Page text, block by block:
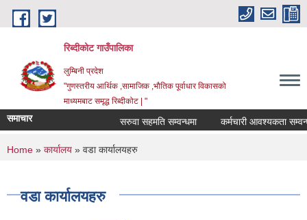
Skip to main content
रिब्दीकोट गाउँपालिका
लुम्बिनी प्रदेश
"गुणस्तरीय आर्थिक ,सामाजिक ,भौतिक पूर्वाधार विकासको
माध्यमबाट समृद्ध रिब्दीकोट | "
समाचार सरुवा सहमति सम्वन्धमा कर्मचारी आवश्यकता सम्वन्धी
You are here
Home » कार्यालय » वडा कार्यालयहरु
वडा कार्यालयहरु